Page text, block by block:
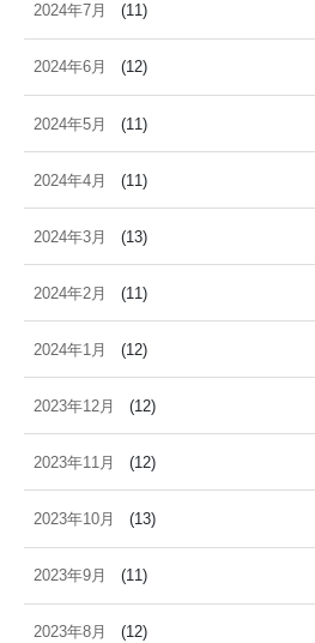
2024年7月 (11)
2024年6月 (12)
2024年5月 (11)
2024年4月 (11)
2024年3月 (13)
2024年2月 (11)
2024年1月 (12)
2023年12月 (12)
2023年11月 (12)
2023年10月 (13)
2023年9月 (11)
2023年8月 (12)